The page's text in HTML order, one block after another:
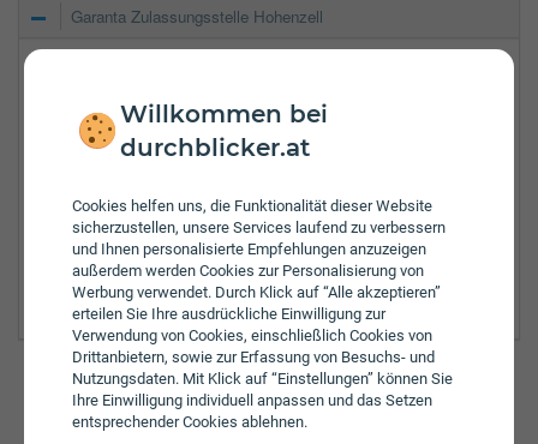
Willkommen bei
durchblicker.at
Cookies helfen uns, die Funktionalität dieser Website
sicherzustellen, unsere Services laufend zu verbessern
und Ihnen personalisierte Empfehlungen anzuzeigen
außerdem werden Cookies zur Personalisierung von
Werbung verwendet. Durch Klick auf “Alle akzeptieren”
erteilen Sie Ihre ausdrückliche Einwilligung zur
Verwendung von Cookies, einschließlich Cookies von
Drittanbietern, sowie zur Erfassung von Besuchs- und
Nutzungsdaten. Mit Klick auf “Einstellungen” können Sie
Ihre Einwilligung individuell anpassen und das Setzen
entsprechender Cookies ablehnen.
Garanta Zulassungsstelle Hohenzell
Hohenzell
Braunau am Inn
Grieskirchen
Ried im Innkreis
Schärding
Günstig versichern & anmelden